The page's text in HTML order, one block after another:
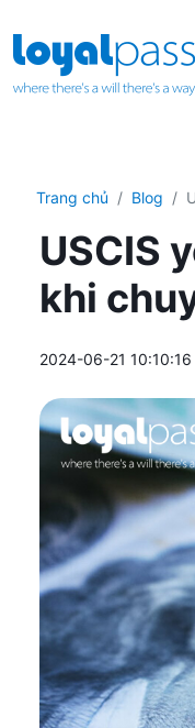
Trang chủ Blog
USCIS
khi
2024-06-21 10:10:16